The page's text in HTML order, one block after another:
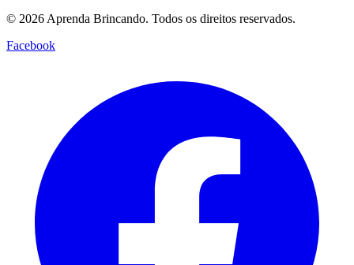
© 2026 Aprenda Brincando. Todos os direitos reservados.
Facebook